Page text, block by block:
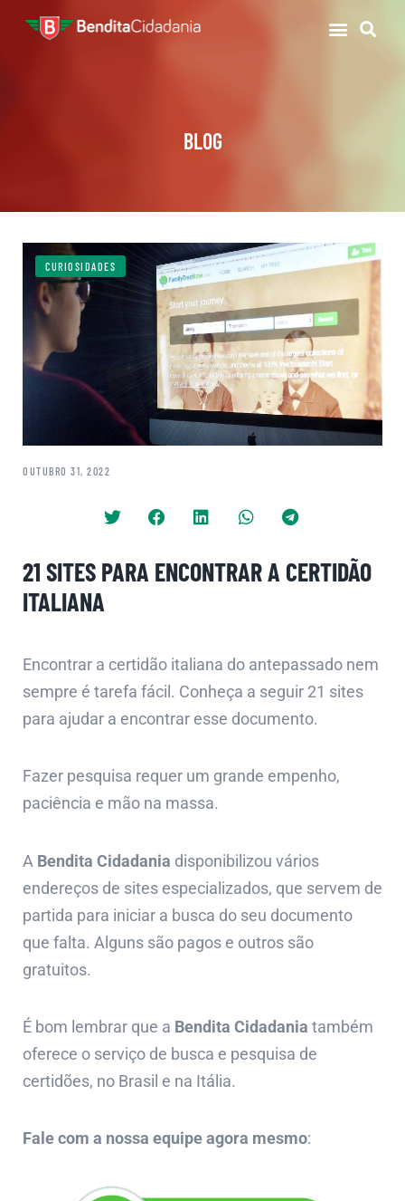
BLOG
CURIOSIDADES
OUTUBRO 31, 2022
21 SITES PARA ENCONTRAR A CERTIDÃO
ITALIANA
Encontrar a certidão italiana do antepassado nem
sempre é tarefa fácil. Conheça a seguir 21 sites
para ajudar a encontrar esse documento.
Fazer pesquisa requer um grande empenho,
paciência e mão na massa.
A Bendita Cidadania disponibilizou vários
endereços de sites especializados, que servem de
partida para iniciar a busca do seu documento
que falta. Alguns são pagos e outros são
gratuitos.
É bom lembrar que a Bendita Cidadania também
oferece o serviço de busca e pesquisa de
certidões, no Brasil e na Itália.
Fale com a nossa equipe agora mesmo: